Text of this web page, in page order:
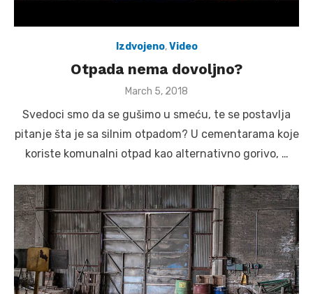
Izdvojeno,Video
Otpada nema dovoljno?
Posted
March 5, 2018
Svedoci smo da se gušimo u smeću, te se postavlja
pitanje šta je sa silnim otpadom? U cementarama koje
koriste komunalni otpad kao alternativno gorivo, …